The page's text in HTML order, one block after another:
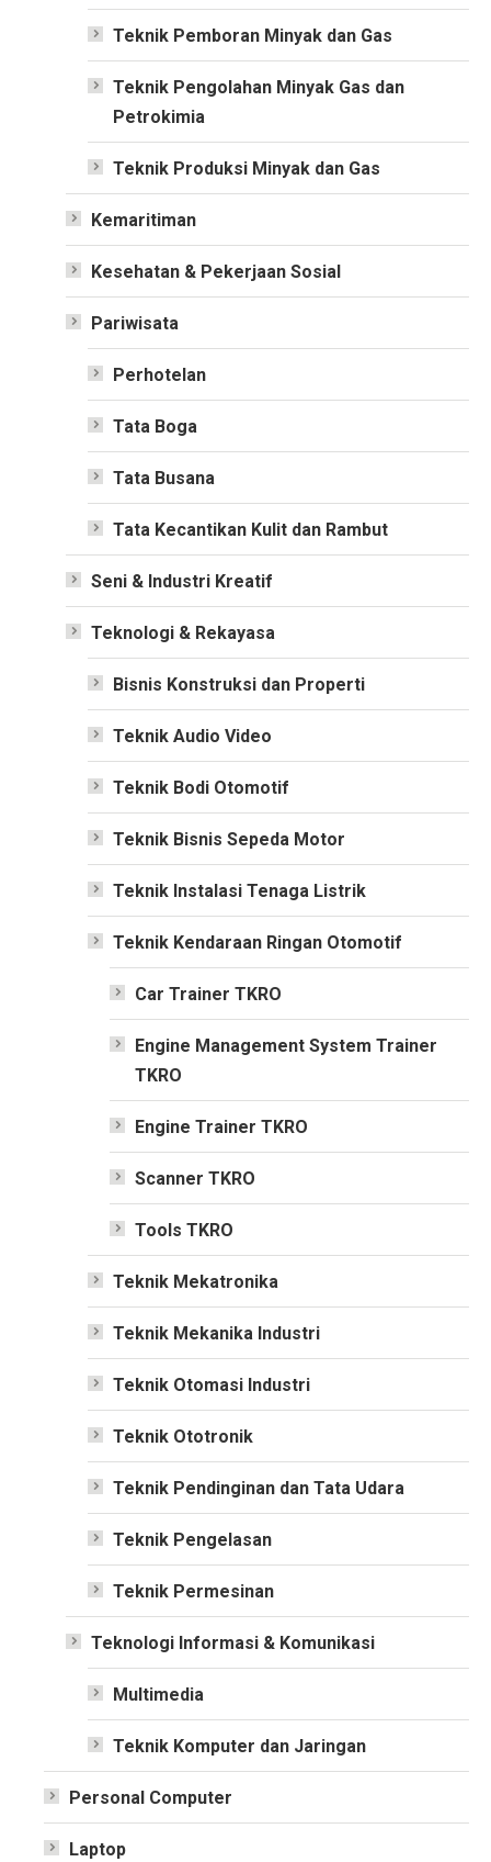
Teknik Pemboran Minyak dan Gas
Teknik Pengolahan Minyak Gas dan
Petrokimia
Teknik Produksi Minyak dan Gas
Kemaritiman
Kesehatan & Pekerjaan Sosial
Pariwisata
Perhotelan
Tata Boga
Tata Busana
Tata Kecantikan Kulit dan Rambut
Seni & Industri Kreatif
Teknologi & Rekayasa
Bisnis Konstruksi dan Properti
Teknik Audio Video
Teknik Bodi Otomotif
Teknik Bisnis Sepeda Motor
Teknik Instalasi Tenaga Listrik
Teknik Kendaraan Ringan Otomotif
Car Trainer TKRO
Engine Management System Trainer
TKRO
Engine Trainer TKRO
Scanner TKRO
Tools TKRO
Teknik Mekatronika
Teknik Mekanika Industri
Teknik Otomasi Industri
Teknik Ototronik
Teknik Pendinginan dan Tata Udara
Teknik Pengelasan
Teknik Permesinan
Teknologi Informasi & Komunikasi
Multimedia
Teknik Komputer dan Jaringan
Personal Computer
Laptop